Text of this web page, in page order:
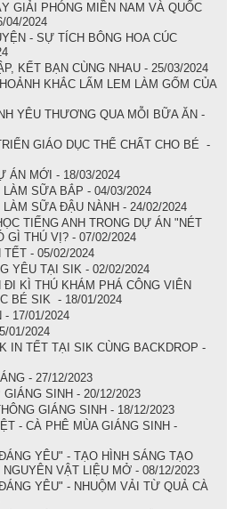
GIẢI PHÓNG MIỀN NAM VÀ QUỐC
04/2024
- SỰ TÍCH BÔNG HOA CÚC
KẾT BẠN CÙNG NHAU - 25/03/2024
KHẮC LẤM LEM LÀM GỐM CỦA
YÊU THƯƠNG QUA MỖI BỮA ĂN -
GIÁO DỤC THỂ CHẤT CHO BÉ -
ÁN MỚI - 18/03/2024
SỮA BẮP - 04/03/2024
SỮA ĐẬU NÀNH - 24/02/2024
TIẾNG ANH TRONG DỰ ÁN "NÉT
GÌ THÚ VỊ? - 07/02/2024
- 05/02/2024
YÊU TẠI SIK - 02/02/2024
ĐI KÌ THÚ KHÁM PHÁ CÔNG VIÊN
BÉ SIK - 18/01/2024
- 17/01/2024
01/2024
IN TẾT TẠI SIK CÙNG BACKDROP -
- 27/12/2023
SINH - 20/12/2023
GIÁNG SINH - 18/12/2023
- CÀ PHÊ MÙA GIÁNG SINH -
YÊU" - TẠO HÌNH SÁNG TẠO
VẬT LIỆU MỞ - 08/12/2023
YÊU" - NHUỘM VẢI TỪ QUẢ CÀ